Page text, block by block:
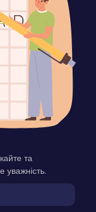
та
уважність.